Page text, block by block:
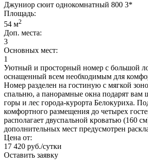
Джуниор сюит однокомнатный 800 3*
Площадь:
54 м2
Доп. места:
3
Основных мест:
1
Уютный и просторный номер с большой
оснащенный всем необходимым для
Номер разделен на гостиную с мягкой
спальню, а панорамные окна подарят вам
горы и лес города-курорта Белокуриха.
комфортного размещения до четырех
располагает двуспальной кроватью (160
дополнительных мест предусмотрен
Цена от:
17 420 руб./сутки
Оставить заявку